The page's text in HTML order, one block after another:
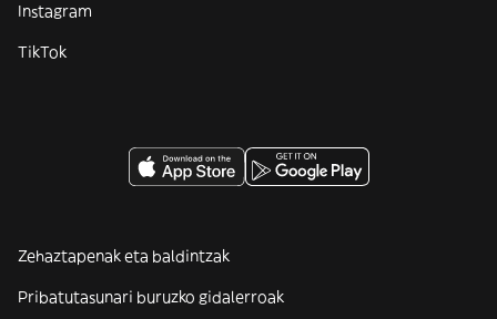
Instagram
TikTok
Zehaztapenak eta baldintzak
Pribatutasunari buruzko gidalerroak